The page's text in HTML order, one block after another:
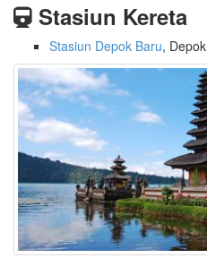
Stasiun Kereta
Stasiun Depok Baru, Depok